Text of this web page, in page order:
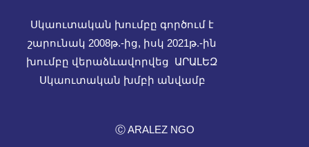
Սկաուտական խումբը գործում է
շարունակ 2008թ.-ից, իսկ 2021թ.-ին
խումբը վերաձևավորվեց ԱՐԱԼԵԶ
Սկաուտական խմբի անվամբ
Ⓒ ARALEZ NGO